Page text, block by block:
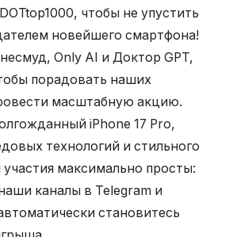
чтобы не упустить
новейшего смартфона!
Only AI и Доктор GPT,
порадовать наших
масштабную акцию.
iPhone 17 Pro,
технологий и стильного
участия максимально просты:
каналы в Telegram и
становитесь